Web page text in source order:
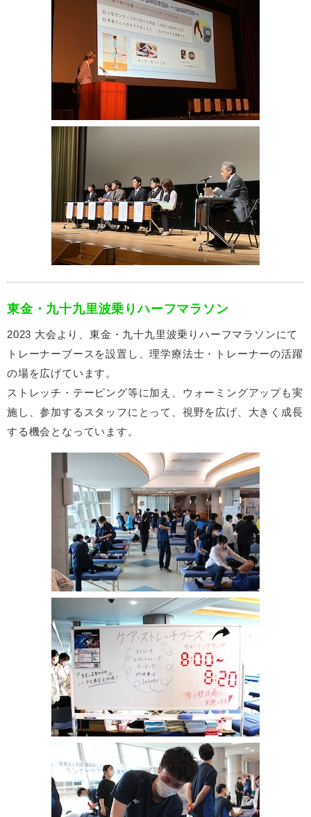
東金・九十九里波乗りハーフマラソン
2023 大会より、東金・九十九里波乗りハーフマラソンにて
トレーナーブースを設置し、理学療法士・トレーナーの活躍
の場を広げています。
ストレッチ・テーピング等に加え、ウォーミングアップも実
施し、参加するスタッフにとって、視野を広げ、大きく成長
する機会となっています。